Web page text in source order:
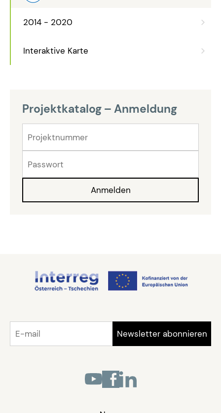
2014 - 2020
Interaktive Karte
Projektkatalog – Anmeldung